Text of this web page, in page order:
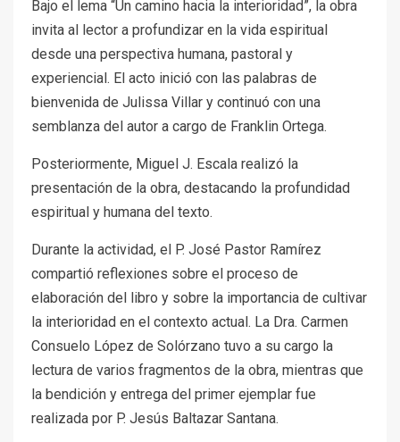
Bajo el lema “Un camino hacia la interioridad”, la obra
invita al lector a profundizar en la vida espiritual
desde una perspectiva humana, pastoral y
experiencial. El acto inició con las palabras de
bienvenida de Julissa Villar y continuó con una
semblanza del autor a cargo de Franklin Ortega.
Posteriormente, Miguel J. Escala realizó la
presentación de la obra, destacando la profundidad
espiritual y humana del texto.
Durante la actividad, el P. José Pastor Ramírez
compartió reflexiones sobre el proceso de
elaboración del libro y sobre la importancia de cultivar
la interioridad en el contexto actual. La Dra. Carmen
Consuelo López de Solórzano tuvo a su cargo la
lectura de varios fragmentos de la obra, mientras que
la bendición y entrega del primer ejemplar fue
realizada por P. Jesús Baltazar Santana.